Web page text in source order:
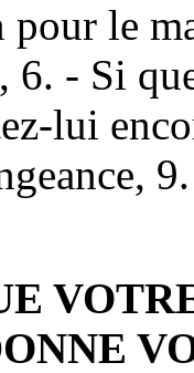
pour le
6. - Si
lui